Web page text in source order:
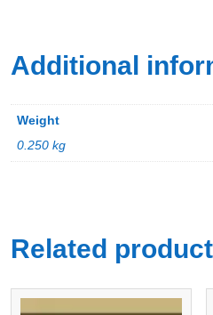
Additional
Weight
0.250 kg
Related